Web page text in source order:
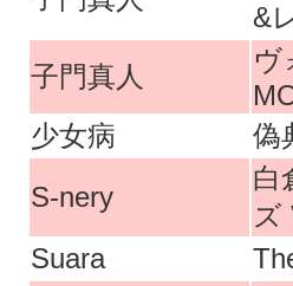
&
子門真人
ヴ
少女病
偽
S-nery
白
Suara